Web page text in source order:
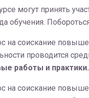
могут принять
обучения.
на соискание
проводится
работы и
на соискание